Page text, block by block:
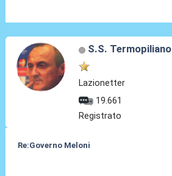
S.S. Termopiliano
Lazionetter
19.661
Registrato
Re:Governo Meloni